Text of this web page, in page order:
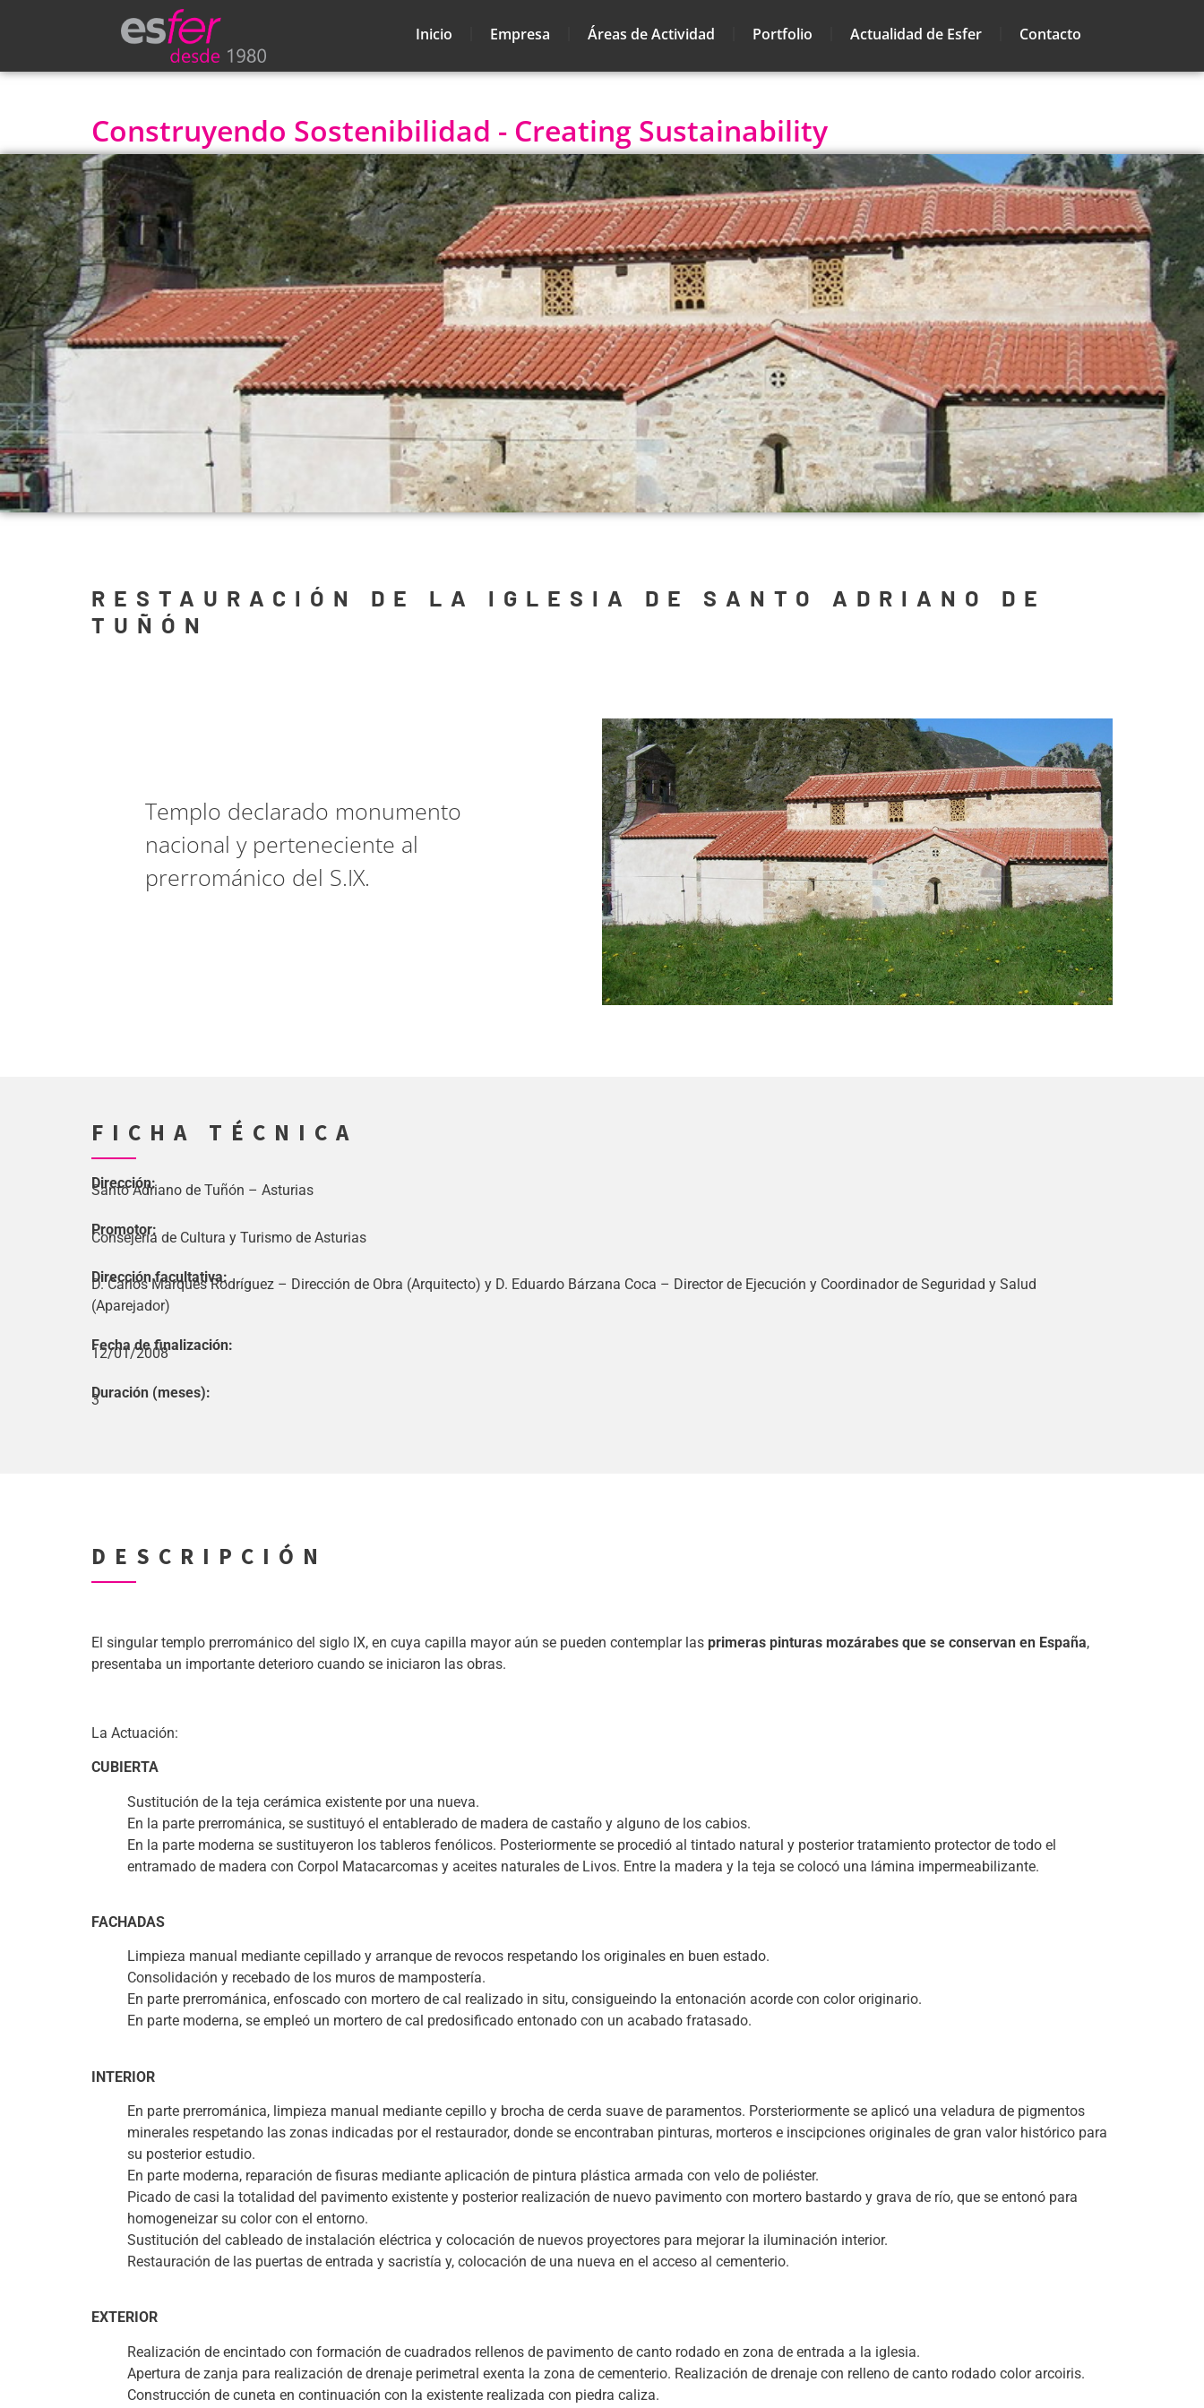
Inicio Empresa Áreas de Actividad Portfolio Actualidad de Esfer Contacto
Construyendo Sostenibilidad - Creating Sustainability
RESTAURACIÓN DE LA IGLESIA DE SANTO ADRIANO DE
TUÑÓN
Templo declarado monumento
nacional y perteneciente al
prerrománico del S.IX.
FICHA TÉCNICA
Dirección:
Santo Adriano de Tuñón – Asturias
Promotor:
Consejería de Cultura y Turismo de Asturias
Dirección facultativa:
D. Carlos Marqués Rodríguez – Dirección de Obra (Arquitecto) y D. Eduardo Bárzana Coca – Director de Ejecución y Coordinador de Seguridad y Salud
(Aparejador)
Fecha de finalización:
12/01/2008
Duración (meses):
3
DESCRIPCIÓN
El singular templo prerrománico del siglo IX, en cuya capilla mayor aún se pueden contemplar las primeras pinturas mozárabes que se conservan en España,
presentaba un importante deterioro cuando se iniciaron las obras.
La Actuación:
CUBIERTA
Sustitución de la teja cerámica existente por una nueva.
En la parte prerrománica, se sustituyó el entablerado de madera de castaño y alguno de los cabios.
En la parte moderna se sustituyeron los tableros fenólicos. Posteriormente se procedió al tintado natural y posterior tratamiento protector de todo el
entramado de madera con Corpol Matacarcomas y aceites naturales de Livos. Entre la madera y la teja se colocó una lámina impermeabilizante.
FACHADAS
Limpieza manual mediante cepillado y arranque de revocos respetando los originales en buen estado.
Consolidación y recebado de los muros de mampostería.
En parte prerrománica, enfoscado con mortero de cal realizado in situ, consigueindo la entonación acorde con color originario.
En parte moderna, se empleó un mortero de cal predosificado entonado con un acabado fratasado.
INTERIOR
En parte prerrománica, limpieza manual mediante cepillo y brocha de cerda suave de paramentos. Porsteriormente se aplicó una veladura de pigmentos
minerales respetando las zonas indicadas por el restaurador, donde se encontraban pinturas, morteros e inscipciones originales de gran valor histórico para
su posterior estudio.
En parte moderna, reparación de fisuras mediante aplicación de pintura plástica armada con velo de poliéster.
Picado de casi la totalidad del pavimento existente y posterior realización de nuevo pavimento con mortero bastardo y grava de río, que se entonó para
homogeneizar su color con el entorno.
Sustitución del cableado de instalación eléctrica y colocación de nuevos proyectores para mejorar la iluminación interior.
Restauración de las puertas de entrada y sacristía y, colocación de una nueva en el acceso al cementerio.
EXTERIOR
Realización de encintado con formación de cuadrados rellenos de pavimento de canto rodado en zona de entrada a la iglesia.
Apertura de zanja para realización de drenaje perimetral exenta la zona de cementerio. Realización de drenaje con relleno de canto rodado color arcoiris.
Construcción de cuneta en continuación con la existente realizada con piedra caliza.